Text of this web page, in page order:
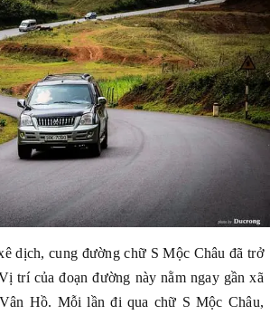
dịch, cung đường chữ S Mộc Châu đã trở
trí của đoạn đường này nằm ngay gần xã
Hồ. Mỗi lần đi qua chữ S Mộc Châu,